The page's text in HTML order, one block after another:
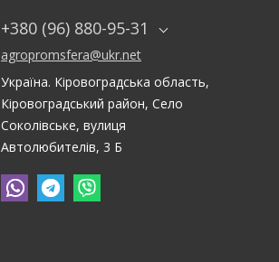
+380 (96) 880-95-31
agropromsfera@ukr.net
Україна. Кіровоградська область,
Кіровоградський район, Село
Соколівське, вулиця
Автолюбителів, 3 Б